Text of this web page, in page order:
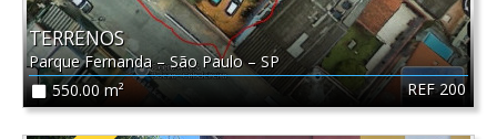
REF 200
TERRENOS
Parque Fernanda–São Paulo–SP
550.00 m²